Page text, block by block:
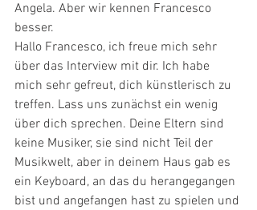
Angela. Aber wir kennen Francesco
besser.
Hallo Francesco, ich freue mich sehr
über das Interview mit dir. Ich habe
mich sehr gefreut, dich künstlerisch zu
treffen. Lass uns zunächst ein wenig
über dich sprechen. Deine Eltern sind
keine Musiker, sie sind nicht Teil der
Musikwelt, aber in deinem Haus gab es
ein Keyboard, an das du herangegangen
bist und angefangen hast zu spielen und